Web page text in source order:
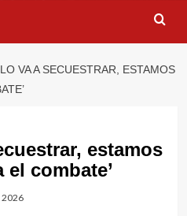
LO VA A SECUESTRAR, ESTAMOS
estamos
combate’
2026